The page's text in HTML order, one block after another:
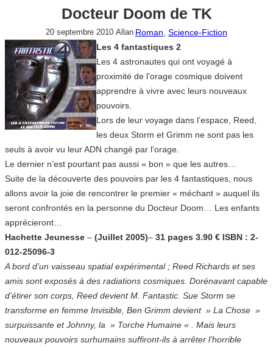
Docteur Doom de TK
20 septembre 2010 Allan Roman Science-Fiction
Les 4 fantastiques 2
Les 4 astronautes qui ont voyagé à
proximité de l’orage cosmique doivent
apprendre à vivre avec leurs nouveaux
pouvoirs.
Lors de leur voyage dans l’espace, Reed,
les deux Storm et Grimm ne sont pas les
seuls à avoir vu leur ADN changé par l’orage.
Le dernier n’est pourtant pas aussi « bon » que les autres…
Suite de la découverte des pouvoirs par les 4 fantastiques, nous
allons avoir la joie de rencontrer le premier « méchant » auquel ils
seront confrontés en la personne du Docteur Doom… Les enfants
apprécieront…
Hachette Jeunesse – (Juillet 2005)– 31 pages 3.90 € ISBN : 2-
012-25096-3
A bord d’un vaisseau spatial expérimental ; Reed Richards et ses
amis sont exposés à des radiations cosmiques. Dorénavant capable
d’étirer son corps, Reed devient M. Fantastic. Sue Storm se
transforme en femme Invisible, Ben Grimm devient » La Chose »
surpuissante et Johnny, la » Torche Humaine « . Mais leurs
nouveaux pouvoirs surhumains suffiront-ils à arrêter l’horrible